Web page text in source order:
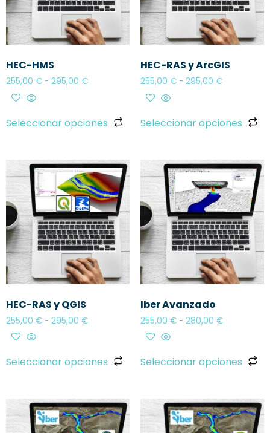
HEC-HMS
255,00 € - 295,00 €
Seleccionar opciones
HEC-RAS y ArcGIS
255,00 € - 295,00 €
Seleccionar opciones
HEC-RAS y QGIS
255,00 € - 295,00 €
Seleccionar opciones
Iber Avanzado
255,00 € - 280,00 €
Seleccionar opciones